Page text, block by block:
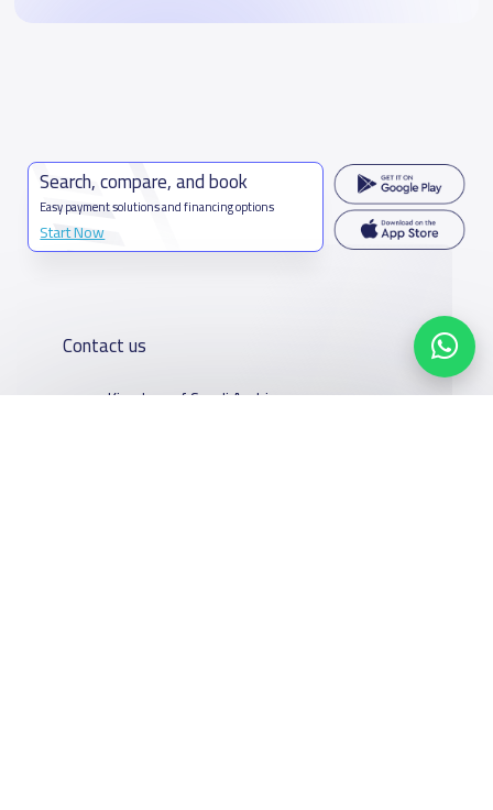
Search, compare, and book
Easy payment solutions and financing options
Start Now
Contact us
Kingdom of Saudi Arabia